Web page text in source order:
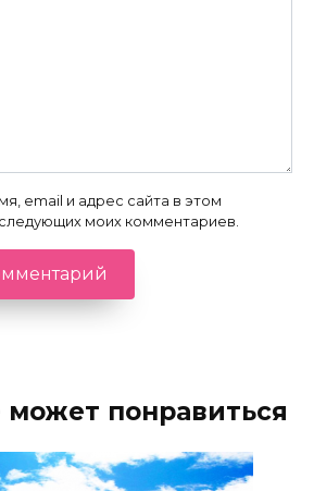
email и адрес сайта в этом
моих комментариев.
понравиться